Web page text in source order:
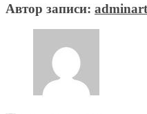
Автор записи: